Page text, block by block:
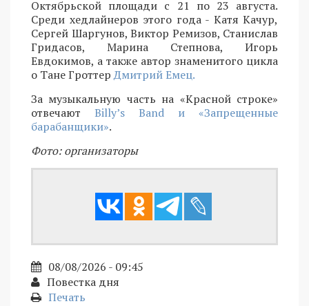
Октябрьской площади с 21 по 23 августа.
Среди хедлайнеров этого года - Катя Качур,
Сергей Шаргунов, Виктор Ремизов, Станислав
Гридасов, Марина Степнова, Игорь
Евдокимов, а также автор знаменитого цикла
о Тане ГроттерДмитрий Емец.
За музыкальную часть на «Красной строке»
отвечают Billy’s Band и «Запрещенные
барабанщики».
Фото: организаторы
08/08/2026 - 09:45
Повестка дня
Печать